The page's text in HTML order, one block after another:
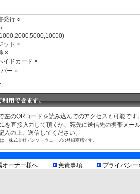
発行 ○
ット ×
×
イドカード ×
ー ○
○
不可
舗
セノバ]
以上利用で1時間無料、¥5000以上利用で2時間無
静岡店]
254-1111
以上利用で1時間無料、¥5000以上利用で2時間無料
左のQRコードを読み込んでのアクセスも可能です
を直接入力して頂くか、宛先に送信先の携帯メー
入の上、送信してください。
、株式会社デンソーウェーブの登録商標です。
オーナー様へ 免責事項 プライバシー